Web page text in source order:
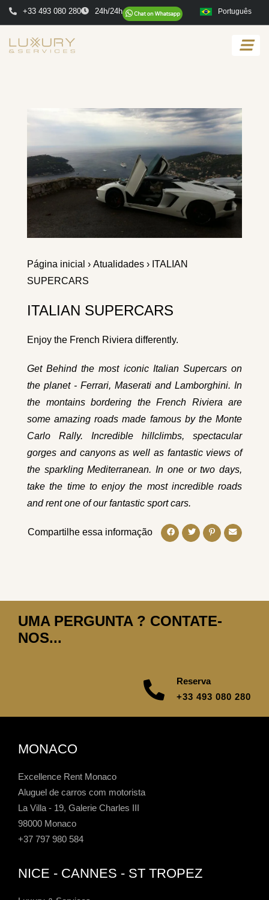
+33 493 080 280 24h/24h Português
Página inicial › Atualidades › ITALIAN
SUPERCARS
ITALIAN SUPERCARS
Enjoy the French Riviera differently.
Get Behind the most iconic Italian Supercars on
the planet - Ferrari, Maserati and Lamborghini. In
the montains bordering the French Riviera are
some amazing roads made famous by the Monte
Carlo Rally. Incredible hillclimbs, spectacular
gorges and canyons as well as fantastic views of
the sparkling Mediterranean. In one or two days,
take the time to enjoy the most incredible roads
and rent one of our fantastic sport cars.
Compartilhe essa informação
UMA PERGUNTA ? CONTATE-
NOS...
Reserva
+33 493 080 280
MONACO
Excellence Rent Monaco
Aluguel de carros com motorista
La Villa - 19, Galerie Charles III
98000 Monaco
+37 797 980 584
NICE - CANNES - ST TROPEZ